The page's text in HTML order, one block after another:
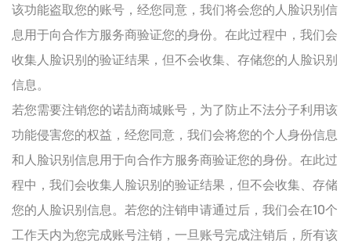
该功能盗取您的账号，经您同意，我们将会您的人脸识别信
息用于向合作方服务商验证您的身份。在此过程中，我们会
收集人脸识别的验证结果，但不会收集、存储您的人脸识别
信息。
若您需要注销您的诺劼商城账号，为了防止不法分子利用该
功能侵害您的权益，经您同意，我们会将您的个人身份信息
和人脸识别信息用于向合作方服务商验证您的身份。在此过
程中，我们会收集人脸识别的验证结果，但不会收集、存储
您的人脸识别信息。若您的注销申请通过后，我们会在10个
工作天内为您完成账号注销，一旦账号完成注销后，所有该